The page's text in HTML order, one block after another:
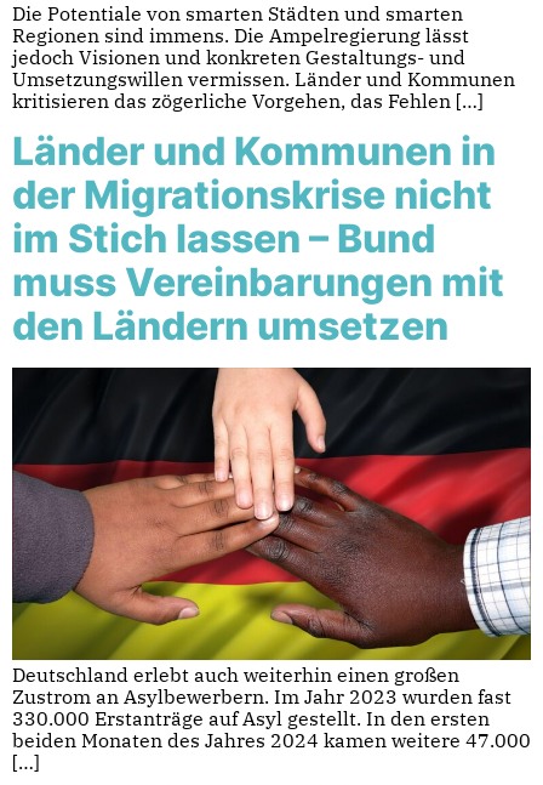
Die Potentiale von smarten Städten und smarten
Regionen sind immens. Die Ampelregierung lässt
jedoch Visionen und konkreten Gestaltungs- und
Umsetzungswillen vermissen. Länder und Kommunen
kritisieren das zögerliche Vorgehen, das Fehlen […]
Länder und Kommunen in
der Migrationskrise nicht
im Stich lassen – Bund
muss Vereinbarungen mit
den Ländern umsetzen
Deutschland erlebt auch weiterhin einen großen
Zustrom an Asylbewerbern. Im Jahr 2023 wurden fast
330.000 Erstanträge auf Asyl gestellt. In den ersten
beiden Monaten des Jahres 2024 kamen weitere 47.000
[…]